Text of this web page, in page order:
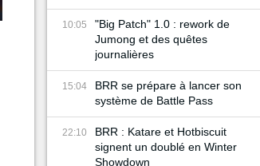
10:05
"Big Patch" 1.0 : rework de
Jumong et des quêtes
journalières
15:04
BRR se prépare à lancer son
système de Battle Pass
22:10
BRR : Katare et Hotbiscuit
signent un doublé en Winter
Showdown